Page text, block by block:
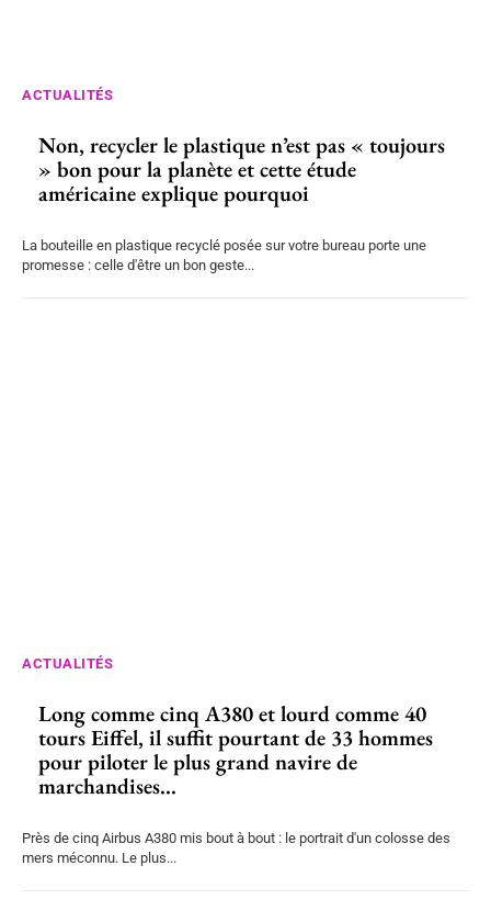
ACTUALITÉS
Non, recycler le plastique n’est pas « toujours
» bon pour la planète et cette étude
américaine explique pourquoi
La bouteille en plastique recyclé posée sur votre bureau porte une
promesse : celle d'être un bon geste...
ACTUALITÉS
Long comme cinq A380 et lourd comme 40
tours Eiffel, il suffit pourtant de 33 hommes
pour piloter le plus grand navire de
marchandises...
Près de cinq Airbus A380 mis bout à bout : le portrait d'un colosse des
mers méconnu. Le plus...